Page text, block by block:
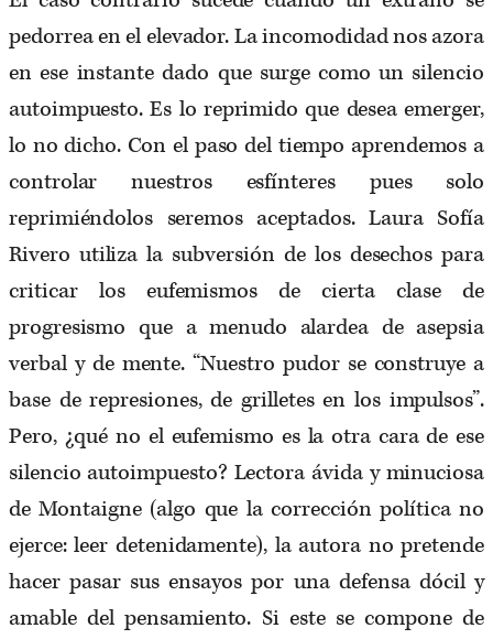
pedorrea en el elevador. La incomodidad nos azora
en ese instante dado que surge como un silencio
autoimpuesto. Es lo reprimido que desea emerger,
lo no dicho. Con el paso del tiempo aprendemos a
controlar nuestros esfínteres pues solo
reprimiéndolos seremos aceptados. Laura Sofía
Rivero utiliza la subversión de los desechos para
criticar los eufemismos de cierta clase de
progresismo que a menudo alardea de asepsia
verbal y de mente. “Nuestro pudor se construye a
base de represiones, de grilletes en los impulsos”.
Pero, ¿qué no el eufemismo es la otra cara de ese
silencio autoimpuesto? Lectora ávida y minuciosa
de Montaigne (algo que la corrección política no
ejerce: leer detenidamente), la autora no pretende
hacer pasar sus ensayos por una defensa dócil y
amable del pensamiento. Si este se compone de